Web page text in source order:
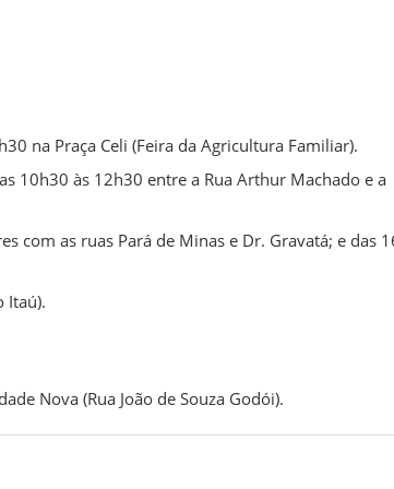
na Praça Celi (Feira da Agricultura Familiar).
10h30 às 12h30 entre a Rua Arthur Machado e a
com as ruas Pará de Minas e Dr. Gravatá; e das
Itaú).
Nova (Rua João de Souza Godói).